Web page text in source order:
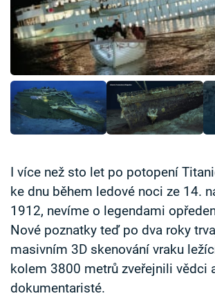
Časopis
Sledujte prima+
Přihlášení
I více než sto let po potopení
ke dnu během ledové noci ze 14.
1912, nevíme o legendami
Nové poznatky teď po dva roky
masivním 3D skenování vraku
kolem 3800 metrů zveřejnili vědci
dokumentaristé.